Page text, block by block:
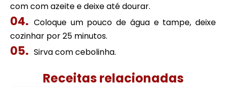
com com azeite e deixe até dourar.
Coloque um pouco de água e tampe, deixe
cozinhar por 25 minutos.
Sirva com cebolinha.
Receitas relacionadas